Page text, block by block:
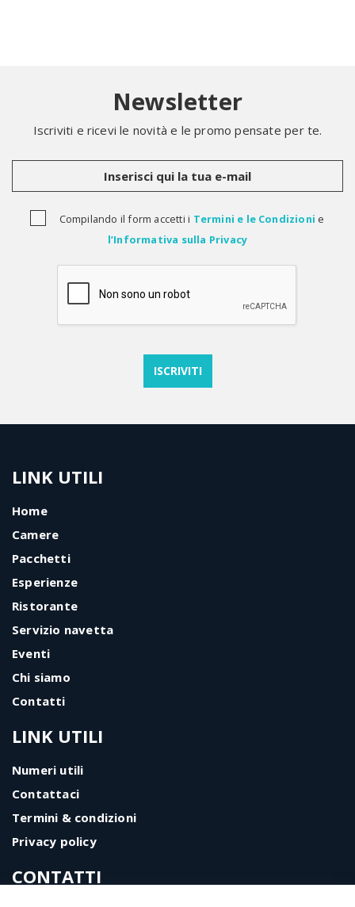
Newsletter
Iscriviti e ricevi le novità e le promo pensate per te.
Compilando il form accetti i Termini e le Condizioni e
l’Informativa sulla Privacy
LINK UTILI
Home
Camere
Pacchetti
Esperienze
Ristorante
Servizio navetta
Eventi
Chi siamo
Contatti
LINK UTILI
Numeri utili
Contattaci
Termini & condizioni
Privacy policy
CONTATTI